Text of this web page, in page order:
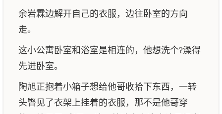
余岩霖边解开自己的衣服，边往卧室的方向
走。
这小公寓卧室和浴室是相连的，他想洗个?澡得
先进卧室。
陶旭正抱着小箱子想给他哥收拾下东西，一转
头瞥见了衣架上挂着的衣服，那不是他哥穿